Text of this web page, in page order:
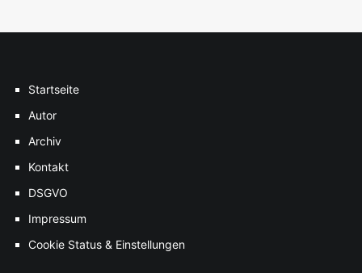
Startseite
Autor
Archiv
Kontakt
DSGVO
Impressum
Cookie Status & Einstellungen